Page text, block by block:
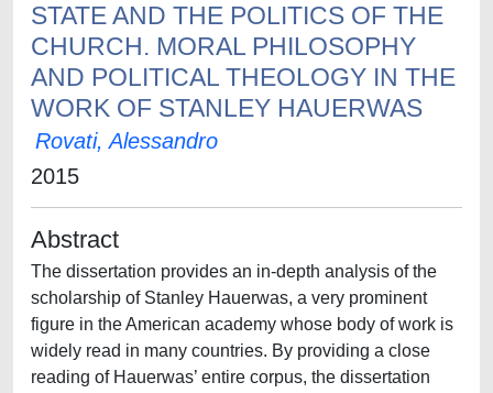
STATE AND THE POLITICS OF THE
CHURCH. MORAL PHILOSOPHY
AND POLITICAL THEOLOGY IN THE
WORK OF STANLEY HAUERWAS
Rovati, Alessandro
2015
Abstract
The dissertation provides an in-depth analysis of the
scholarship of Stanley Hauerwas, a very prominent
figure in the American academy whose body of work is
widely read in many countries. By providing a close
reading of Hauerwas’ entire corpus, the dissertation